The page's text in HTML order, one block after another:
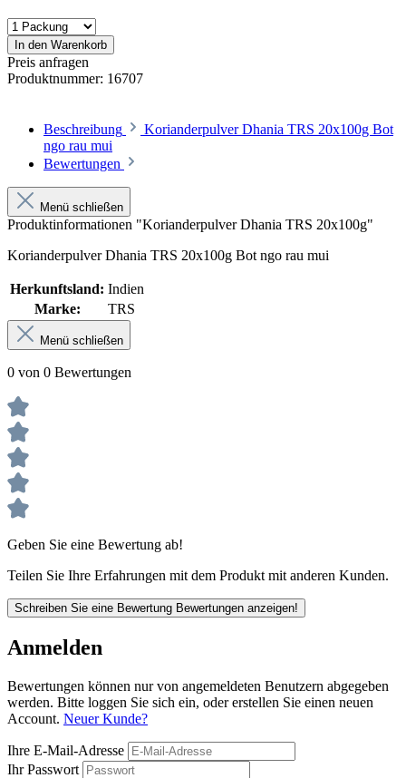
In den Warenkorb
Preis anfragen
Produktnummer: 16707
Beschreibung
Korianderpulver Dhania TRS 20x100g Bot
ngo rau mui
Bewertungen
Menü schließen
Produktinformationen "Korianderpulver Dhania TRS 20x100g"
Korianderpulver Dhania TRS 20x100g Bot ngo rau mui
Herkunftsland: Indien
Marke:
TRS
Menü schließen
0 von 0 Bewertungen
Geben Sie eine Bewertung ab!
Teilen Sie Ihre Erfahrungen mit dem Produkt mit anderen Kunden.
Schreiben Sie eine Bewertung Bewertungen anzeigen!
Anmelden
Bewertungen können nur von angemeldeten Benutzern abgegeben
werden. Bitte loggen Sie sich ein, oder erstellen Sie einen neuen
Account. Neuer Kunde?
Ihre E-Mail-Adresse
Ihr Passwort